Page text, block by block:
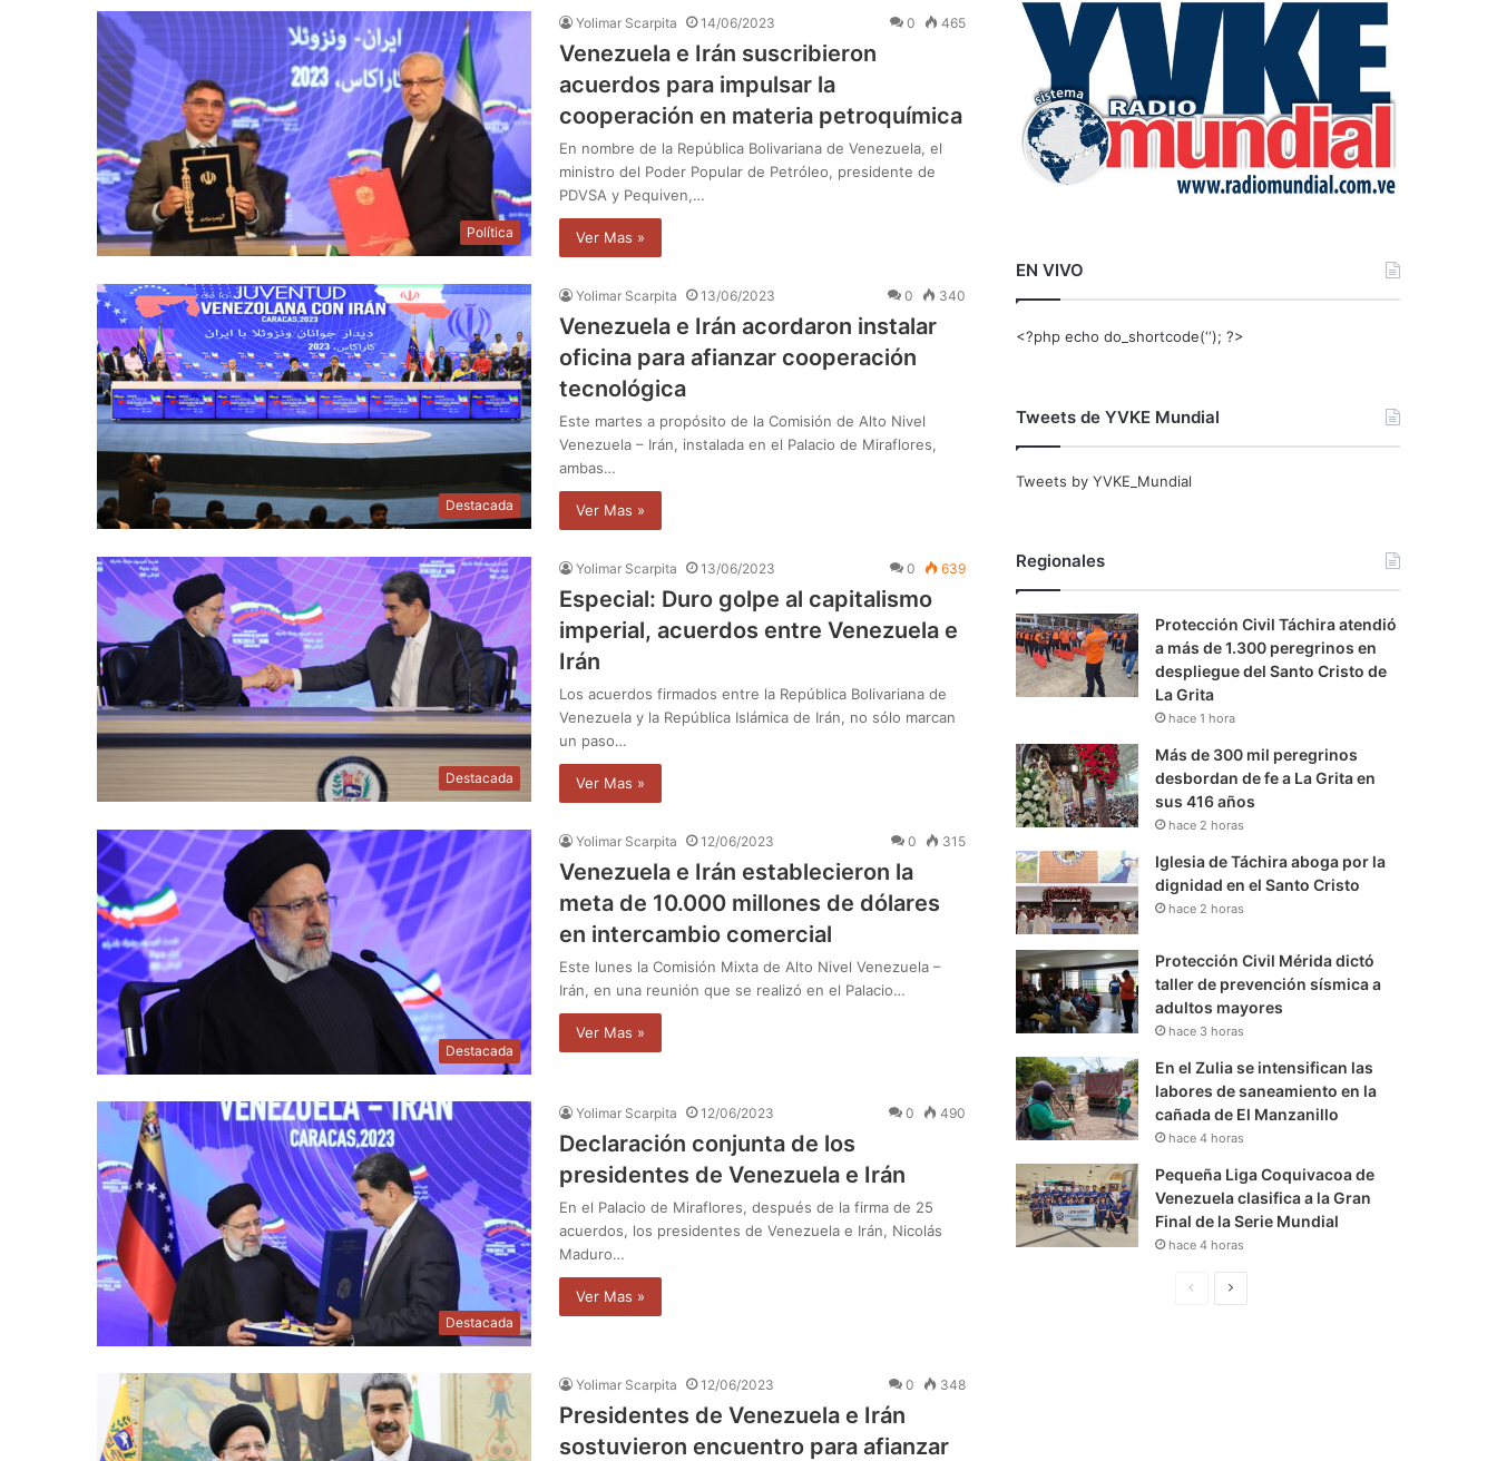
Política
Yolimar Scarpita 14/06/2023 0 465
Venezuela e Irán suscribieron
acuerdos para impulsar la
cooperación en materia petroquímica
En nombre de la República Bolivariana de Venezuela, el
ministro del Poder Popular de Petróleo, presidente de
PDVSA y Pequiven,…
Ver Mas »
Destacada
Yolimar Scarpita 13/06/2023 0 340
Venezuela e Irán acordaron instalar
oficina para afianzar cooperación
tecnológica
Este martes a propósito de la Comisión de Alto Nivel
Venezuela – Irán, instalada en el Palacio de Miraflores,
ambas…
Ver Mas »
Destacada
Yolimar Scarpita 13/06/2023 0 639
Especial: Duro golpe al capitalismo
imperial, acuerdos entre Venezuela e
Irán
Los acuerdos firmados entre la República Bolivariana de
Venezuela y la República Islámica de Irán, no sólo marcan
un paso…
Ver Mas »
Destacada
Yolimar Scarpita 12/06/2023 0 315
Venezuela e Irán establecieron la
meta de 10.000 millones de dólares
en intercambio comercial
Este lunes la Comisión Mixta de Alto Nivel Venezuela –
Irán, en una reunión que se realizó en el Palacio…
Ver Mas »
Destacada
Yolimar Scarpita 12/06/2023 0 490
Declaración conjunta de los
presidentes de Venezuela e Irán
En el Palacio de Miraflores, después de la firma de 25
acuerdos, los presidentes de Venezuela e Irán, Nicolás
Maduro…
Ver Mas »
Yolimar Scarpita 12/06/2023 0 348
Presidentes de Venezuela e Irán
sostuvieron encuentro para afianzar
r
EN VIVO
<?php echo do_shortcode(‘‘); ?>
Tweets de YVKE Mundial
Tweets by YVKE_Mundial
Regionales
Protección Civil Táchira atendió
a más de 1.300 peregrinos en
despliegue del Santo Cristo de
La Grita
hace 1 hora
Más de 300 mil peregrinos
desbordan de fe a La Grita en
sus 416 años
hace 2 horas
Iglesia de Táchira aboga por la
dignidad en el Santo Cristo
hace 2 horas
Protección Civil Mérida dictó
taller de prevención sísmica a
adultos mayores
hace 3 horas
En el Zulia se intensifican las
labores de saneamiento en la
cañada de El Manzanillo
hace 4 horas
Pequeña Liga Coquivacoa de
Venezuela clasifica a la Gran
Final de la Serie Mundial
hace 4 horas
S